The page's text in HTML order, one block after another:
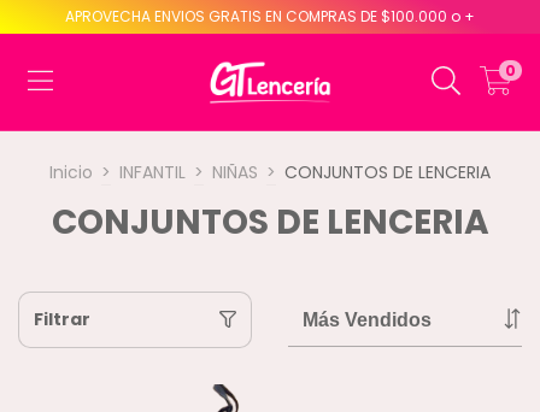
APROVECHA ENVIOS GRATIS EN COMPRAS DE $100.000 o +
0
Inicio > INFANTIL > NIÑAS > CONJUNTOS DE LENCERIA
CONJUNTOS DE LENCERIA
Filtrar